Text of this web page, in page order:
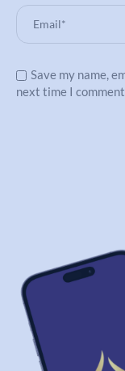
Save my name,
next time I comment.